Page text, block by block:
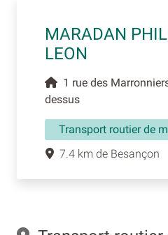
MARADAN
LEON
1 rue des
dessus
Transport routier de
7.4 km de Besançon